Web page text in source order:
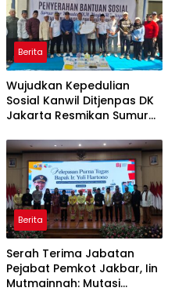
Berita
Wujudkan Kepedulian
Sosial Kanwil Ditjenpas DK
Jakarta Resmikan Sumur
Berita
Serah Terima Jabatan
Pejabat Pemkot Jakbar, Iin
Mutmainnah: Mutasi